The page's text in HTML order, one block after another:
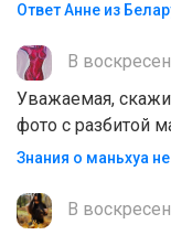
Ответ Анне из
В
Уважаемая,
фото с разбитой
Знания о маньхуа
В